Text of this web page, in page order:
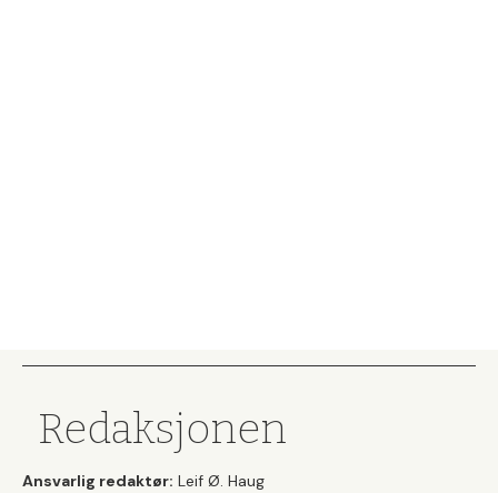
Redaksjonen
Ansvarlig redaktør: Leif Ø. Haug